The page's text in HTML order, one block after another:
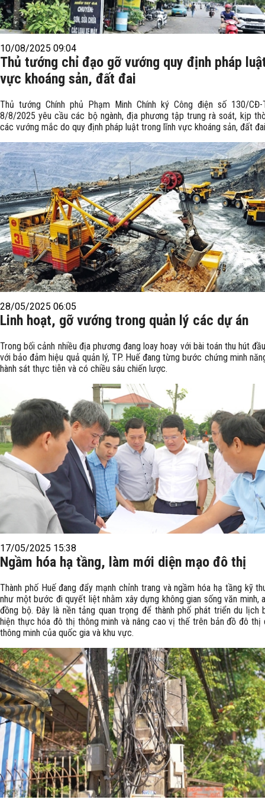
10/08/2025 09:04
Thủ tướng chỉ đạo gỡ vướng quy định pháp
vực khoáng sản, đất đai
Thủ tướng Chính phủ Phạm Minh Chính ký Công điện số 130/CĐ-
8/8/2025 yêu cầu các bộ ngành, địa phương tập trung rà soát, kịp
các vướng mắc do quy định pháp luật trong lĩnh vực khoáng sản, đất
28/05/2025 06:05
Linh hoạt, gỡ vướng trong quản lý các dự án
Trong bối cảnh nhiều địa phương đang loay hoay với bài toán thu hút
với bảo đảm hiệu quả quản lý, TP. Huế đang từng bước chứng minh
hành sát thực tiễn và có chiều sâu chiến lược.
17/05/2025 15:38
Ngầm hóa hạ tầng, làm mới diện mạo đô thị
Thành phố Huế đang đẩy mạnh chỉnh trang và ngầm hóa hạ tầng kỹ
như một bước đi quyết liệt nhằm xây dựng không gian sống văn minh,
đồng bộ. Đây là nền tảng quan trọng để thành phố phát triển du lịch
hiện thực hóa đô thị thông minh và nâng cao vị thế trên bản đồ đô thị
thông minh của quốc gia và khu vực.